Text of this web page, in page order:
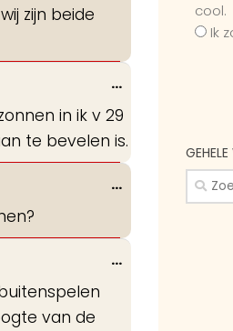
wij zijn beide
in ik v 29
te bevelen is.
...Wissel
deze
metabox.
...Wissel
metabox.
van de
...Wissel
cool.
Ik
Zoeken
naar: